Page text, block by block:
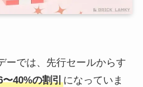
ーでは、先行セールからす
40%の割引になっていま